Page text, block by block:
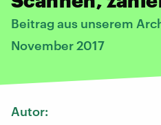
Beitrag aus unserem
November 2017
Autor: